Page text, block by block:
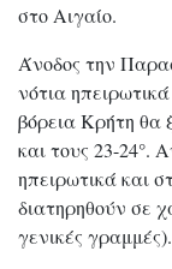
στο Αιγαίο.
Άνοδος την
νότια
βόρεια Κρήτη θα
και τους 23-24°.
ηπειρωτικά και
διατηρηθούν σε
γενικές γραμμές).